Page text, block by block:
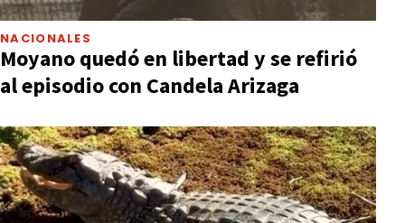
NACIONALES
Moyano quedó en libertad y se refirió
al episodio con Candela Arizaga